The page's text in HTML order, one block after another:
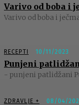
Varivo od boba i
Varivo od boba i
RECEPTI 10/11/2023
Punjeni
- punjeni patlidžani
ZDRAVLJE + 08/04/